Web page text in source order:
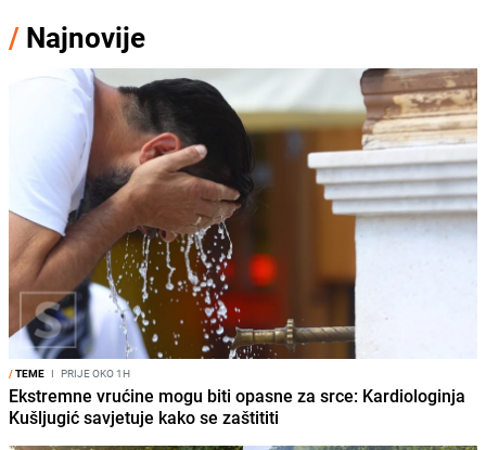
/ Najnovije
/TEME I PRIJE OKO 1H
Ekstremne vrućine mogu biti opasne za srce: Kardiologinja
Kušljugić savjetuje kako se zaštititi